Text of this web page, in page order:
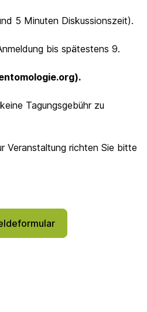
5 Minuten Diskussionszeit).
bis spätestens 9.
Tagungsgebühr zu
Veranstaltung richten Sie bitte